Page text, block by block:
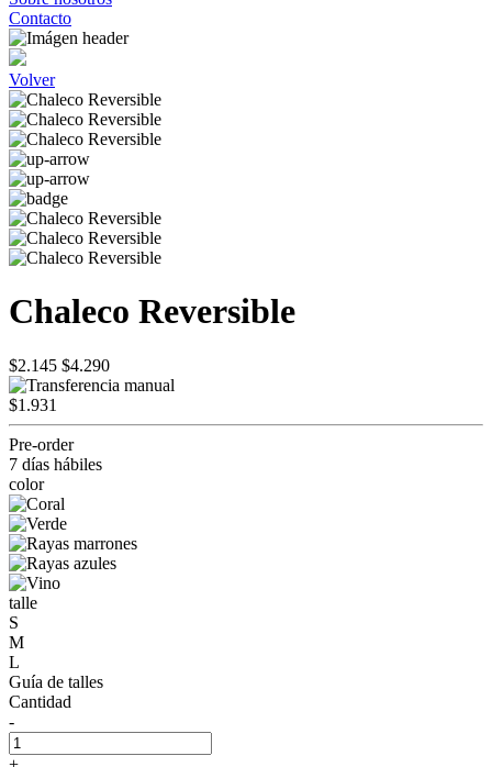
Contacto
Volver
Chaleco Reversible
$2.145 $4.290
$1.931
Pre-order
7 días hábiles
color
talle
S
M
L
Guía de talles
Cantidad
-